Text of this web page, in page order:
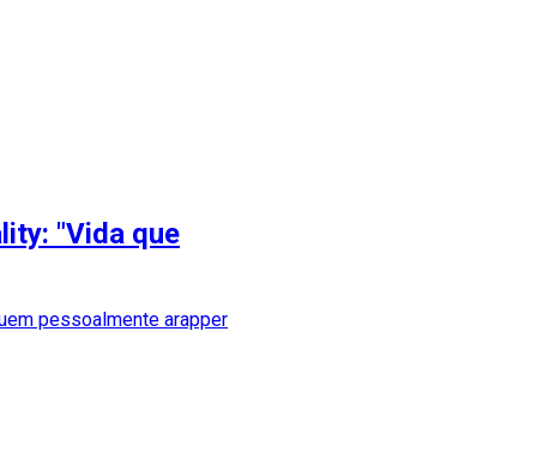
"Vida que
pessoalmente arapper